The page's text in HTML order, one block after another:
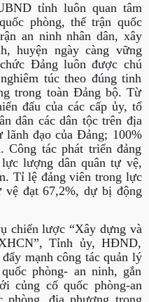
tỉnh luôn quan tâm
phòng, thế trận quốc
an ninh nhân dân, xây
huyện ngày càng vững
Đảng luôn được chú
túc theo đúng tinh
trong toàn Đảng bộ. Từ
đấu của các cấp ủy, tổ
dân các dân tộc trên địa
đạo của Đảng; 100%
Công tác phát triển đảng
lượng dân quân tự vệ,
Tỉ lệ đảng viên trong lực
vệ đạt 67,2%, dự bị động
chiến lược “Xây dựng và
Tỉnh ủy, HĐND,
mạnh công tác quản lý
phòng- an ninh, gắn
củng cố quốc phòng-an